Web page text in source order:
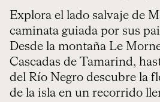
Explora el lado salvaje de
caminata guiada por sus
Desde la montaña Le
Cascadas de Tamarind,
del Río Negro descubre la
de la isla en un recorrido